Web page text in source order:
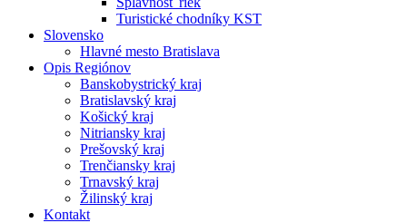
Turistické chodníky KST
Slovensko
Hlavné mesto Bratislava
Opis Regiónov
Banskobystrický kraj
Bratislavský kraj
Košický kraj
Nitriansky kraj
Prešovský kraj
Trenčiansky kraj
Trnavský kraj
Žilinský kraj
Kontakt